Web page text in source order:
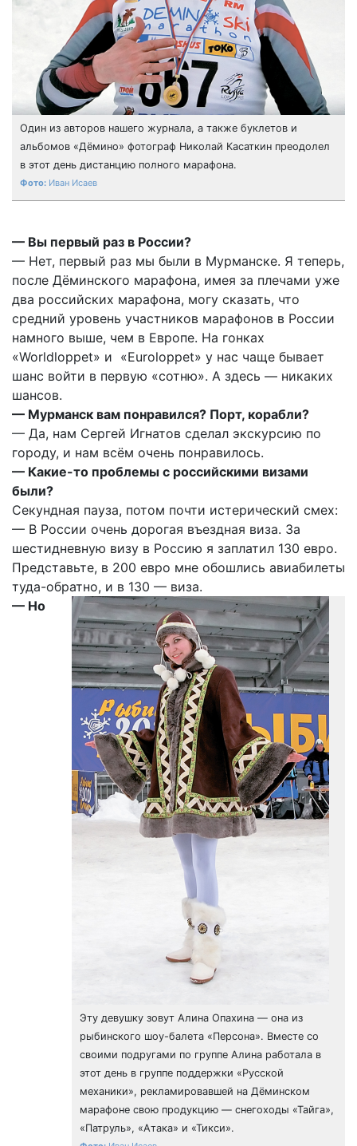
Один из авторов нашего журнала, а также буклетов и
альбомов «Дёмино» фотограф Николай Касаткин преодолел
в этот день дистанцию полного марафона.
Иван Исаев
— Вы первый раз в России?
— Нет, первый раз мы были в Мурманске. Я теперь,
после Дёминского марафона, имея за плечами уже
два российских марафона, могу сказать, что
средний уровень участников марафонов в России
намного выше, чем в Европе. На гонках
«Worldloppet» и «Euroloppet» у нас чаще бывает
шанс войти в первую «сотню». А здесь — никаких
шансов.
— Мурманск вам понравился? Порт, корабли?
— Да, нам Сергей Игнатов сделал экскурсию по
городу, и нам всём очень понравилось.
— Какие-то проблемы с российскими визами
были?
Секундная пауза, потом почти истерический смех:
— В России очень дорогая въездная виза. За
шестидневную визу в Россию я заплатил 130 евро.
Представьте, в 200 евро мне обошлись авиабилеты
туда-обратно, и в 130 — виза.
Эту девушку зовут Алина Опахина — она из
рыбинского шоу-балета «Персона». Вместе со
своими подругами по группе Алина работала в
этот день в группе поддержки «Русской
механики», рекламировавшей на Дёминском
марафоне свою продукцию — снегоходы «Тайга»,
«Патруль», «Атака» и «Тикси».
— Но